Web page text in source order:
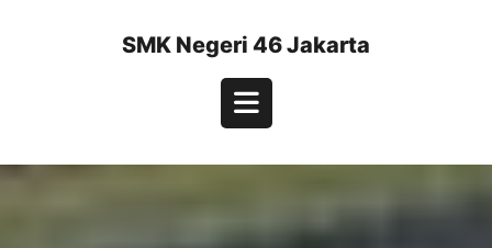
SMK Negeri 46 Jakarta
Open
Button